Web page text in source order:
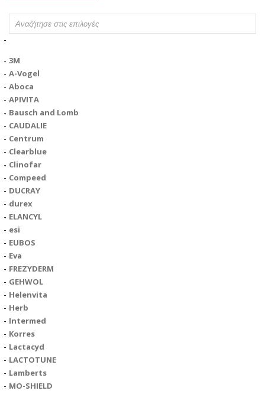
3M
A-Vogel
Aboca
APIVITA
Bausch and Lomb
CAUDALIE
Centrum
Clearblue
Clinofar
Compeed
DUCRAY
durex
ELANCYL
esi
EUBOS
Eva
FREZYDERM
GEHWOL
Helenvita
Herb
Intermed
Korres
Lactacyd
LACTOTUNE
Lamberts
MO-SHIELD